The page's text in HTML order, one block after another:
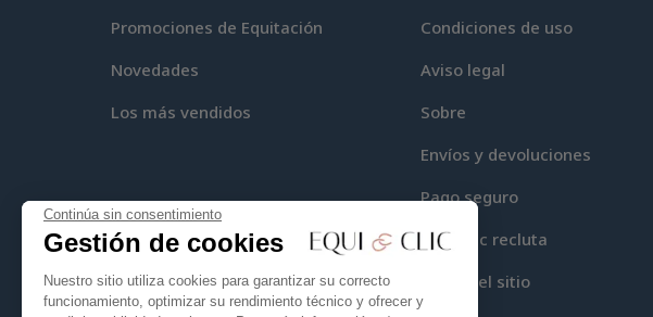
Continúa sin consentimiento
Gestión de cookies
Nuestro sitio utiliza cookies para garantizar su correcto
funcionamiento, optimizar su rendimiento técnico y ofrecer y
Promociones de Equitación
Novedades
Los más vendidos
Condiciones de uso
Aviso legal
Sobre
Envíos y devoluciones
Pago seguro
Equi-Clic recluta
Mapa del sitio